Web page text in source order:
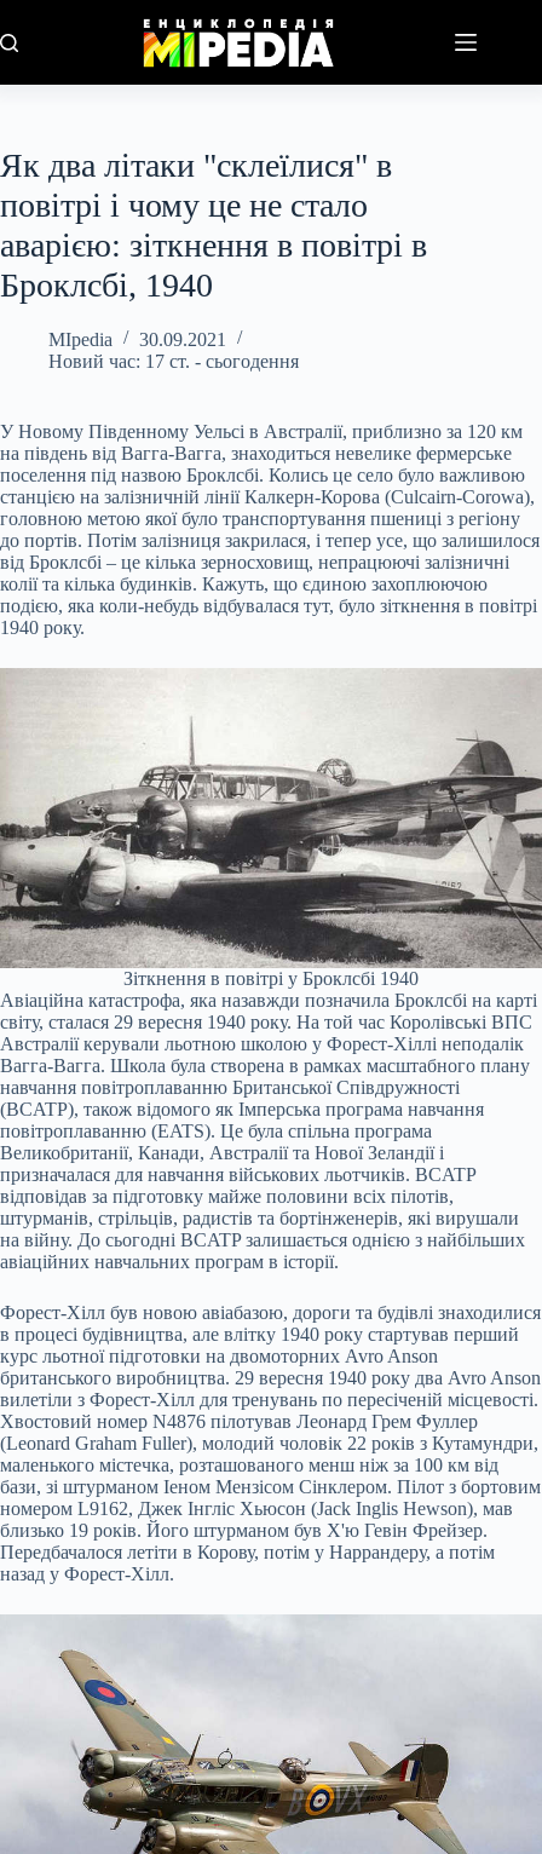
до
вмісту
Як два літаки "склеїлися" в
повітрі і чому це не стало
аварією: зіткнення в повітрі в
Броклсбі, 1940
MIpedia
30.09.2021
Новий час: 17 ст. - сьогодення
У Новому Південному Уельсі в Австралії, приблизно за 120 км
на південь від Вагга-Вагга, знаходиться невелике фермерське
поселення під назвою Броклсбі. Колись це село було важливою
станцією на залізничній лінії Калкерн-Корова (Culcairn-Corowa),
головною метою якої було транспортування пшениці з регіону
до портів. Потім залізниця закрилася, і тепер усе, що залишилося
від Броклсбі – це кілька зерносховищ, непрацюючі залізничні
колії та кілька будинків. Кажуть, що єдиною захоплюючою
подією, яка коли-небудь відбувалася тут, було зіткнення в повітрі
1940 року.
Зіткнення в повітрі у Броклсбі 1940
Авіаційна катастрофа, яка назавжди позначила Броклсбі на карті
світу, сталася 29 вересня 1940 року. На той час Королівські ВПС
Австралії керували льотною школою у Форест-Хіллі неподалік
Вагга-Вагга. Школа була створена в рамках масштабного плану
навчання повітроплаванню Британської Співдружності
(BCATP), також відомого як Імперська програма навчання
повітроплаванню (EATS). Це була спільна програма
Великобританії, Канади, Австралії та Нової Зеландії і
призначалася для навчання військових льотчиків. BCATP
відповідав за підготовку майже половини всіх пілотів,
штурманів, стрільців, радистів та бортінженерів, які вирушали
на війну. До сьогодні BCATP залишається однією з найбільших
авіаційних навчальних програм в історії.
Форест-Хілл був новою авіабазою, дороги та будівлі знаходилися
в процесі будівництва, але влітку 1940 року стартував перший
курс льотної підготовки на двомоторних Avro Anson
британського виробництва. 29 вересня 1940 року два Avro Anson
вилетіли з Форест-Хілл для тренувань по пересіченій місцевості.
Хвостовий номер N4876 пілотував Леонард Грем Фуллер
(Leonard Graham Fuller), молодий чоловік 22 років з Кутамундри,
маленького містечка, розташованого менш ніж за 100 км від
бази, зі штурманом Іеном Мензісом Сінклером. Пілот з бортовим
номером L9162, Джек Інгліс Хьюсон (Jack Inglis Hewson), мав
близько 19 років. Його штурманом був Х'ю Гевін Фрейзер.
Передбачалося летіти в Корову, потім у Наррандеру, а потім
назад у Форест-Хілл.